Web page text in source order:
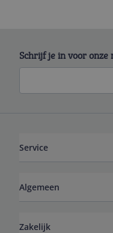
Schrijf je in voor
Service
Algemeen
Zakelijk